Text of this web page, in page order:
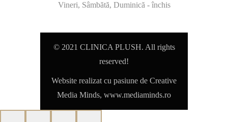
Vineri, Sâmbătă, Duminică - închis
© 2021 CLINICA PLUSH. All rights
reserved!
Website realizat cu pasiune de Creative
Media Minds, www.mediaminds.ro